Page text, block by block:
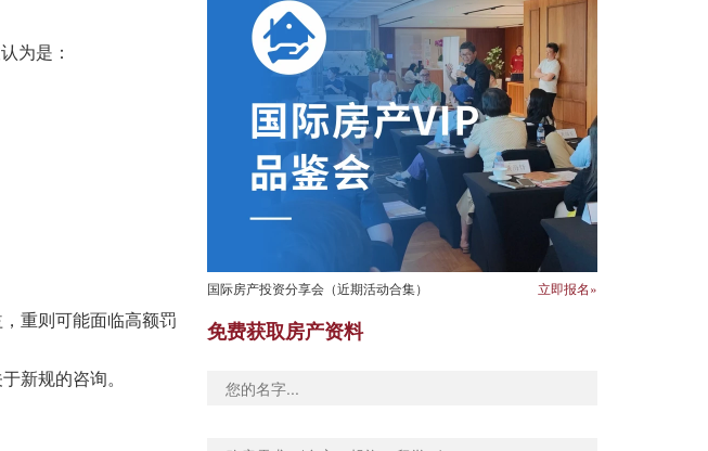
为是：
重则可能面临高额罚
新规的咨询。
国际房产投资分享会（近期活动合集） 立即报名»
免费获取房产资料